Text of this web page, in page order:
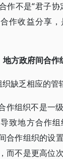
作不是“君子
作收益分享
地方政府间合作
缺乏相应的管
作组织不是一
致地方合作
合作组织的设
而不是更高位